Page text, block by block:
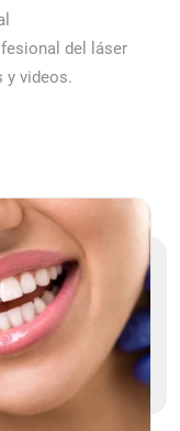
del láser
y videos.